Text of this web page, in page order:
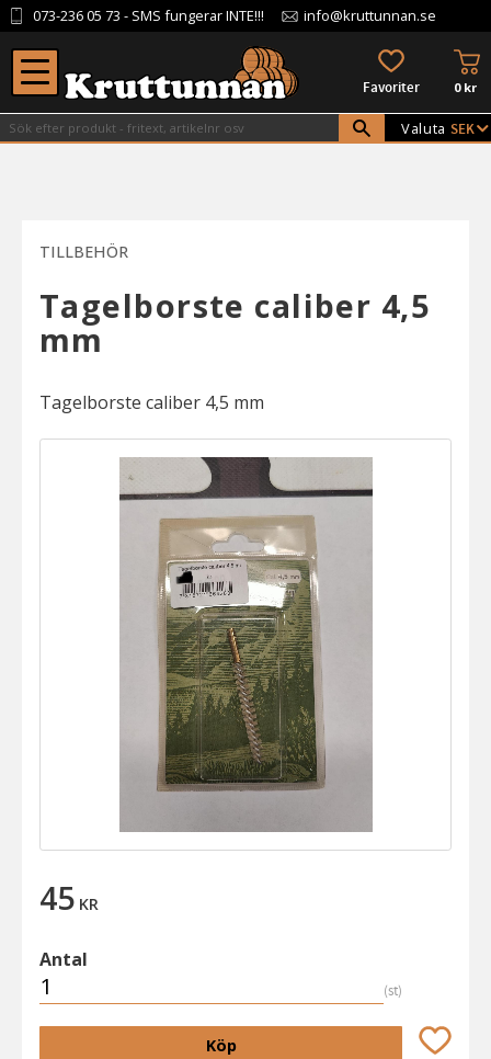
Meny
073-236 05 73 - SMS fungerar INTE!!! info@kruttunnan.se
FAVORITER 0kr
Valuta
TILLBEHÖR
Tagelborste caliber 4,5
mm
Tagelborste caliber 4,5 mm
45 KR
Antal
st
Köp Lägg till